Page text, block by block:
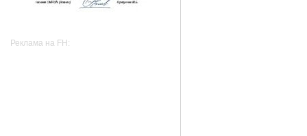
Реклама на FH: